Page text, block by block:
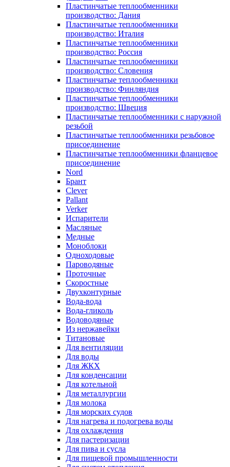
Пластинчатые теплообменники
производство: Дания
Пластинчатые теплообменники
производство: Италия
Пластинчатые теплообменники
производство: Россия
Пластинчатые теплообменники
производство: Словения
Пластинчатые теплообменники
производство: Финляндия
Пластинчатые теплообменники
производство: Швеция
Пластинчатые теплообменники с наружной
резьбой
Пластинчатые теплообменники резьбовое
присоединение
Пластинчатые теплообменники фланцевое
присоединение
Nord
Брант
Clever
Pallant
Verker
Испарители
Масляные
Медные
Моноблоки
Одноходовые
Пароводяные
Проточные
Скоростные
Двухконтурные
Вода-вода
Вода-гликоль
Водоводяные
Из нержавейки
Титановые
Для вентиляции
Для воды
Для ЖКХ
Для конденсации
Для котельной
Для металлургии
Для молока
Для морских судов
Для нагрева и подогрева воды
Для охлаждения
Для пастеризации
Для пива и сусла
Для пищевой промышленности